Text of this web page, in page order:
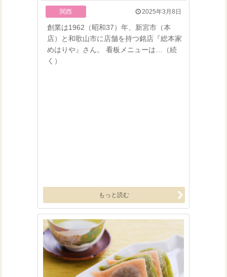
関西 2025年3月8日
創業は1962（昭和37）年、新宮市（本
店）と和歌山市に店舗を持つ銘店『総本家
めはりや』さん。 看板メニューは…（続
く）
もっと読む